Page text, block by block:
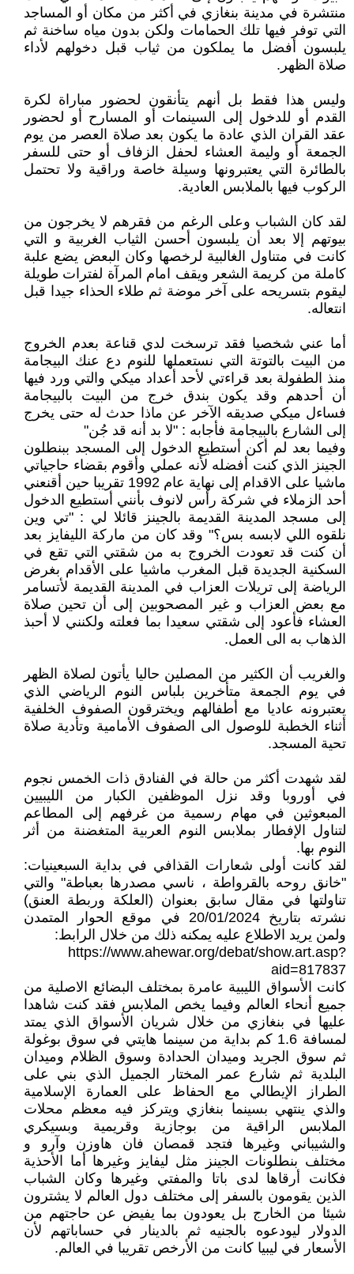
منتشرة في مدينة بنغازي في أكثر من مكان أو المساجد
التي توفر فيها تلك الحمامات ولكن بدون مياه ساخنة ثم
يلبسون أفضل ما يملكون من ثياب قبل دخولهم لأداء
صلاة الظهر.
وليس هذا فقط بل أنهم يتأنقون لحضور مباراة لكرة
القدم أو للدخول إلى السينمات أو المسارح أو لحضور
عقد القران الذي عادة ما يكون بعد صلاة العصر من يوم
الجمعة أو وليمة العشاء لحفل الزفاف أو حتى للسفر
بالطائرة التي يعتبرونها وسيلة خاصة وراقية ولا تحتمل
الركوب فيها بالملابس العادية.
لقد كان الشباب وعلى الرغم من فقرهم لا يخرجون من
بيوتهم إلا بعد أن يلبسون أحسن الثياب الغربية و التي
كانت في متناول الغالبية لرخصها وكان البعض يضع علبة
كاملة من كريمة الشعر ويقف امام المرآة لفترات طويلة
ليقوم بتسريحه على آخر موضة ثم طلاء الحذاء جيدا قبل
انتعاله.
أما عني شخصيا فقد ترسخت لدي قناعة بعدم الخروج
من البيت بالتوتة التي نستعملها للنوم دع عنك البيجامة
منذ الطفولة بعد قراءتي لأحد أعداد ميكي والتي ورد فيها
أن أحدهم وقد يكون بندق خرج من البيت بالبيجامة
فساءل ميكي صديقه الآخر عن ماذا حدث له حتى يخرج
إلى الشارع بالبيجامة فأجابه : "لا بد أنه قد جُن"
وفيما بعد لم أكن أستطيع الدخول إلى المسجد ببنطلون
الجينز الذي كنت أفضله لأنه عملي وأقوم بقضاء حاجياتي
ماشيا على الاقدام إلى نهاية عام 1992 تقريبا حين أقنعني
أحد الزملاء في شركة رأس لانوف بأنني أستطيع الدخول
إلى مسجد المدينة القديمة بالجينز قائلا لي : "تي وين
نلقوه اللي لابسه بس؟" وقد كان من ماركة الليفايز بعد
أن كنت قد تعودت الخروج به من شقتي التي تقع في
السكنية الجديدة قبل المغرب ماشيا على الأقدام بغرض
الرياضة إلى تريلات العزاب في المدينة القديمة لأتسامر
مع بعض العزاب و غير المصحوبين إلى أن تحين صلاة
العشاء فأعود إلى شقتي سعيدا بما فعلته ولكنني لا أحبذ
الذهاب به الى العمل.
والغريب أن الكثير من المصلين حاليا يأتون لصلاة الظهر
في يوم الجمعة متأخرين بلباس النوم الرياضي الذي
يعتبرونه عاديا مع أطفالهم ويخترقون الصفوف الخلفية
أثناء الخطبة للوصول الى الصفوف الأمامية وتأدية صلاة
تحية المسجد.
لقد شهدت أكثر من حالة في الفنادق ذات الخمس نجوم
في أوروبا وقد نزل الموظفين الكبار من الليبيين
المبعوثين في مهام رسمية من غرفهم إلى المطاعم
لتناول الإفطار بملابس النوم العربية المتغضنة من أثر
النوم بها.
لقد كانت أولى شعارات القذافي في بداية السبعينيات:
"خانق روحه بالقرواطة ، ناسي مصدرها بعباطة" والتي
تناولتها في مقال سابق بعنوان (العلكة وربطة العنق)
نشرته بتاريخ 20/01/2024 في موقع الحوار المتمدن
ولمن يريد الاطلاع عليه يمكنه ذلك من خلال الرابط:
https://www.ahewar.org/debat/show.art.asp?
aid=817837
كانت الأسواق الليبية عامرة بمختلف البضائع الاصلية من
جميع أنحاء العالم وفيما يخص الملابس فقد كنت شاهدا
عليها في بنغازي من خلال شريان الأسواق الذي يمتد
لمسافة 1.6 كم بداية من سينما هايتي في سوق بوغولة
ثم سوق الجريد وميدان الحدادة وسوق الظلام وميدان
البلدية ثم شارع عمر المختار الجميل الذي بني على
الطراز الإيطالي مع الحفاظ على العمارة الإسلامية
والذي ينتهي بسينما بنغازي ويتركز فيه معظم محلات
الملابس الراقية من بوجازية وقريمية وبسيكري
والشيباني وغيرها فتجد قمصان فان هاوزن وآرو و
مختلف بنطلونات الجينز مثل ليفايز وغيرها أما الأحذية
فكانت أرقاها لدى باتا والمفتي وغيرها وكان الشباب
الذين يقومون بالسفر إلى مختلف دول العالم لا يشترون
شيئا من الخارج بل يعودون بما يفيض عن حاجتهم من
الدولار ليودعوه بالجنيه ثم بالدينار في حساباتهم لأن
الأسعار في ليبيا كانت من الأرخص تقريبا في العالم.